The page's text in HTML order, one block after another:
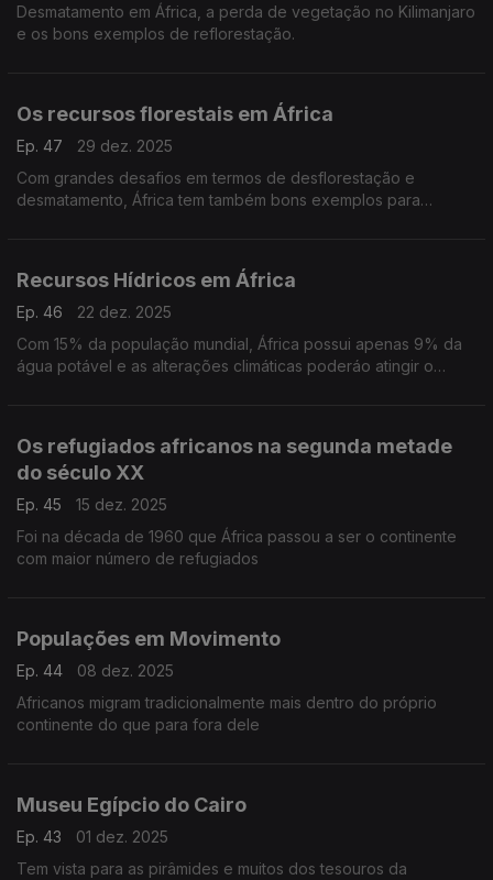
Desmatamento em África, a perda de vegetação no Kilimanjaro
e os bons exemplos de reflorestação.
Os recursos florestais em África
Ep. 47
29 dez. 2025
Com grandes desafios em termos de desflorestação e
desmatamento, África tem também bons exemplos para
Recursos Hídricos em África
Ep. 46
22 dez. 2025
Com 15% da população mundial, África possui apenas 9% da
água potável e as alterações climáticas poderáo atingir o
Os refugiados africanos na segunda metade
do século XX
Ep. 45
15 dez. 2025
Foi na década de 1960 que África passou a ser o continente
com maior número de refugiados
Populações em Movimento
Ep. 44
08 dez. 2025
Africanos migram tradicionalmente mais dentro do próprio
continente do que para fora dele
Museu Egípcio do Cairo
Ep. 43
01 dez. 2025
Tem vista para as pirâmides e muitos dos tesouros da